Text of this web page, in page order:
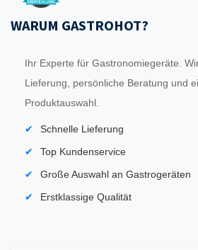
WARUM GASTROHOT?
Ihr Experte für Gastronomiegeräte.
Lieferung, persönliche Beratung und
Produktauswahl.
Schnelle Lieferung
Top Kundenservice
Große Auswahl an Gastrogeräten
Erstklassige Qualität